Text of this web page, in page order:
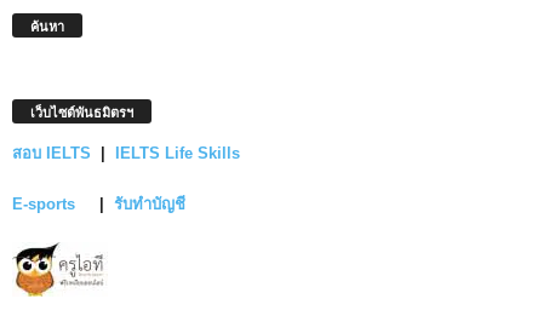
ค้นหา
เว็บไซต์พันธมิตรฯ
สอบ IELTS | IELTS Life Skills
E-sports | รับทำบัญชี